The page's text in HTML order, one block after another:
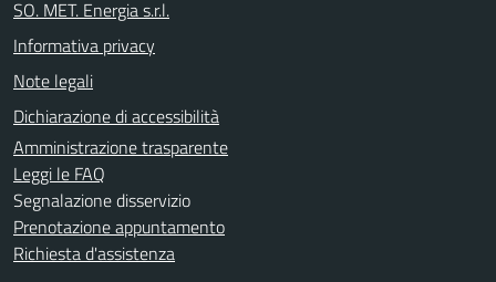
SO. MET. Energia s.r.l.
Informativa privacy
Note legali
Dichiarazione di accessibilità
Amministrazione trasparente
Leggi le FAQ
Segnalazione disservizio
Prenotazione appuntamento
Richiesta d'assistenza